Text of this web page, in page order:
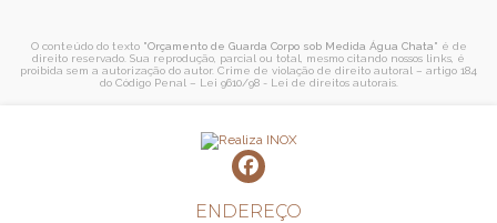
O conteúdo do texto "Orçamento de Guarda Corpo sob Medida Água Chata" é de
direito reservado. Sua reprodução, parcial ou total, mesmo citando nossos links, é
proibida sem a autorização do autor. Crime de violação de direito autoral – artigo 184
do Código Penal – Lei 9610/98 - Lei de direitos autorais.
ENDEREÇO